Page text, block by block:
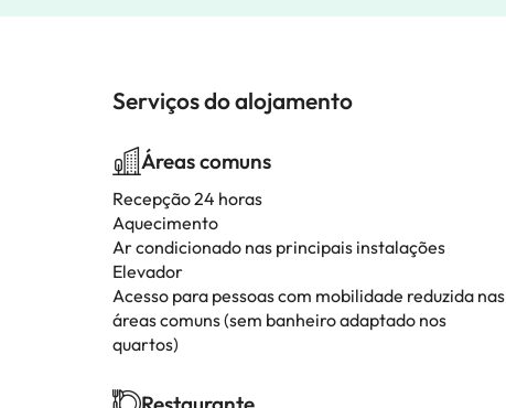
Serviços do alojamento
Áreas comuns
Recepção 24 horas
Aquecimento
Ar condicionado nas principais instalações
Elevador
Acesso para pessoas com mobilidade reduzida nas
áreas comuns (sem banheiro adaptado nos
quartos)